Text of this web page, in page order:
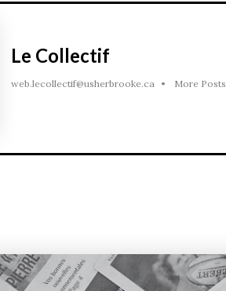
Le Collectif
web.lecollectif@usherbrooke.ca • More Posts